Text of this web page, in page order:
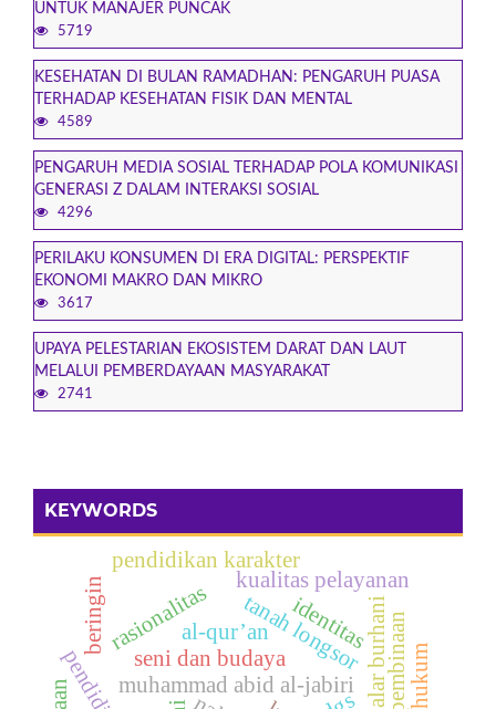
UNTUK MANAJER PUNCAK
5719
KESEHATAN DI BULAN RAMADHAN: PENGARUH PUASA
TERHADAP KESEHATAN FISIK DAN MENTAL
4589
PENGARUH MEDIA SOSIAL TERHADAP POLA KOMUNIKASI
GENERASI Z DALAM INTERAKSI SOSIAL
4296
PERILAKU KONSUMEN DI ERA DIGITAL: PERSPEKTIF
EKONOMI MAKRO DAN MIKRO
3617
UPAYA PELESTARIAN EKOSISTEM DARAT DAN LAUT
MELALUI PEMBERDAYAAN MASYARAKAT
2741
KEYWORDS
rasionalitas
muhammad abid al-jabiri nalar burhani
tanah longsor
beringin kualitas pelayanan
pendidikan karakter
pembinaan
seni dan budaya
identitas
al-qur’an